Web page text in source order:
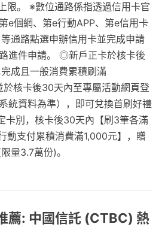
限。 ※數位通路係指透過信用卡官
e個網、第e行動APP、第e信用卡
通路點選申辦信用卡並完成申請
進件申請。 ◎新戶正卡於核卡後
成且一般消費累積刷滿
核卡後30天內至專屬活動網頁登
統資料為準），即可兌換首刷好禮
卡別，核卡後30天內【刷3筆各滿
動支付累積消費滿1,000元】，贈
量3.7萬份)。
薦: 中國信託 (CTBC) 熱